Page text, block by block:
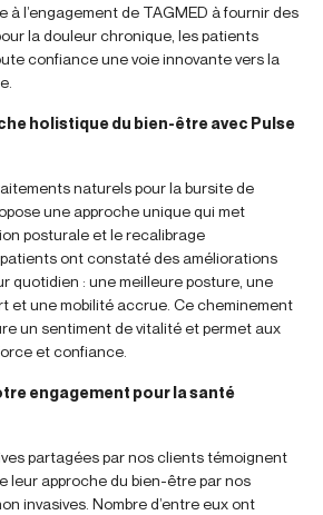
à l’engagement de TAGMED à fournir des
la douleur chronique, les patients
confiance une voie innovante vers la
holistique du bien-être avec Pulse
naturels pour la bursite de
une approche unique qui met
posturale et le recalibrage
ont constaté des améliorations
quotidien : une meilleure posture, une
et une mobilité accrue. Ce cheminement
un sentiment de vitalité et permet aux
et confiance.
engagement pour la santé
partagées par nos clients témoignent
leur approche du bien-être par nos
invasives. Nombre d’entre eux ont